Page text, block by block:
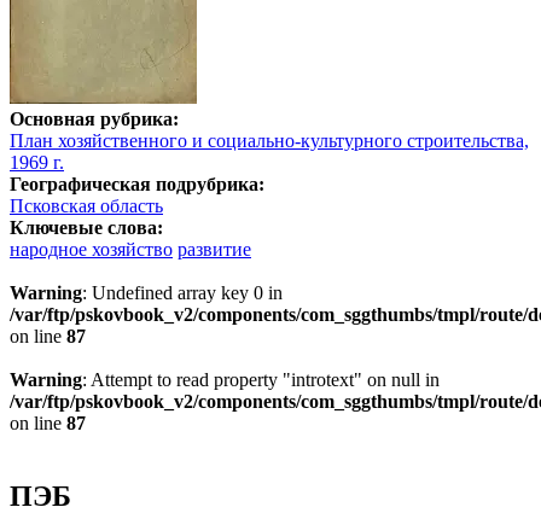
Основная рубрика:
План хозяйственного и социально-культурного строительства,
1969 г.
Географическая подрубрика:
Псковская область
Ключевые слова:
народное хозяйство развитие
Warning: Undefined array key 0 in
/var/ftp/pskovbook_v2/components/com_sggthumbs/tmpl/route/
on line 87
Warning: Attempt to read property "introtext" on null in
/var/ftp/pskovbook_v2/components/com_sggthumbs/tmpl/route/
on line 87
ПЭБ